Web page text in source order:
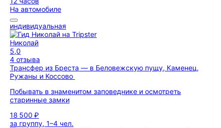
На автомобиле
индивидуальная
Николай
5,0
4 отзыва
Трансфер из Бреста — в Беловежскую пущу, Каменец,
Ружаны и Коссово
Побывать в знаменитом заповеднике и осмотреть
старинные замки
18 500 ₽
за группу, 1–4 чел.